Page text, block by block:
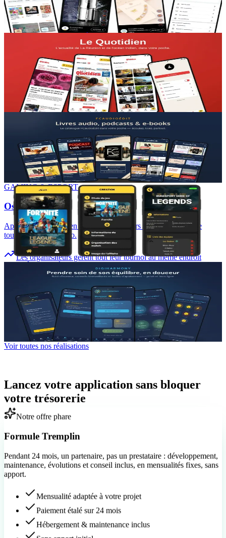
en ligne sans créer de site ni gérer sa logistique.
+9 000 utilisateurs actifs
Le Quotidien
Application mobile officielle du grand journal d'actualité de La
Réunion.
Des lecteurs fidélisés et convertis à l'abonnement
Bibliothèque de livres audio et podcasts à la demande.
Un catalogue audio qui se monétise à l'abonnement
GAMING & ESPORT
OspawnCup
Application de mise en relation des joueurs et organisateurs de
tournois de jeux vidéo.
Les organisateurs gèrent tout leur tournoi au même endroit
BIEN-ÊTRE & ÉDUCATION
App de bien-être émotionnel pour adolescents, 100 % hors-ligne et
anonyme (programme Erasmus+).
8 langues · zéro donnée collectée
Voir toutes nos réalisations
Lancez votre application sans bloquer
votre trésorerie
Notre offre phare
Formule Tremplin
Pendant 24 mois, un partenaire, pas un prestataire : développement,
maintenance, évolutions et conseil inclus, en mensualités fixes, sans
apport.
Mensualité adaptée à votre projet
Paiement étalé sur 24 mois
Hébergement & maintenance inclus